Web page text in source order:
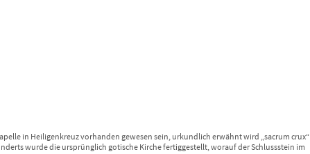
in Heiligenkreuz vorhanden gewesen sein, urkundlich erwähnt wird „sacrum crux“
wurde die ursprünglich gotische Kirche fertiggestellt, worauf der Schlussstein im